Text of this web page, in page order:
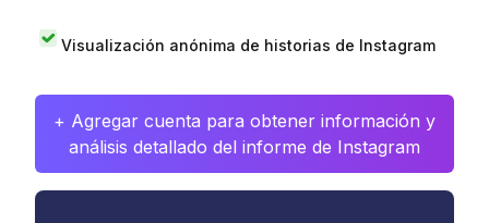
Visualización anónima de historias de Instagram
+ Agregar cuenta para obtener información y
análisis detallado del informe de Instagram